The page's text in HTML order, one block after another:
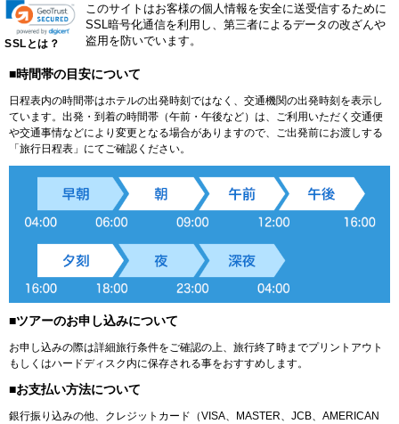
SSLとは？
このサイトはお客様の個人情報を安全に送受信するために
SSL暗号化通信を利用し、第三者によるデータの改ざんや
盗用を防いでいます。
■時間帯の目安について
日程表内の時間帯はホテルの出発時刻ではなく、交通機関の出発時刻を表示し
ています。出発・到着の時間帯（午前・午後など）は、ご利用いただく交通便
や交通事情などにより変更となる場合がありますので、ご出発前にお渡しする
「旅行日程表」にてご確認ください。
■ツアーのお申し込みについて
お申し込みの際は詳細旅行条件をご確認の上、旅行終了時までプリントアウト
もしくはハードディスク内に保存される事をおすすめします。
■お支払い方法について
銀行振り込みの他、クレジットカード（VISA、MASTER、JCB、AMERICAN